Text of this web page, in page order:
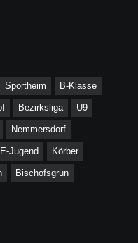
Sportheim B-Klasse
Bezirksliga U9
Nemmersdorf
E-Jugend Körber
Bischofsgrün